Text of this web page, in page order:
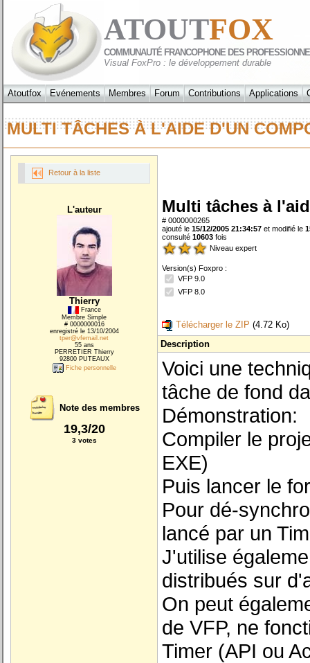
ATOUTFOX
COMMUNAUTÉ FRANCOPHONE DES
Visual FoxPro : le développement durable
Atoutfox Evénements Membres Forum Contributions Applications
MULTI TÂCHES À L'AIDE D'UN
Retour à la liste
L'auteur
Thierry
France
Membre Simple
# 0000000016
enregistré le 13/10/2004
tper@vfemail.net
55 ans
PERRETIER Thierry
92800 PUTEAUX
Fiche personnelle
Note des membres
19,3/20
3 votes
Multi tâches à
# 0000000265
ajouté le 15/12/2005 21:34:57 et modifié le
consulté 10603 fois
Niveau expert
Version(s) Foxpro :
VFP 9.0
VFP 8.0
Télécharger le ZIP (4.72 Ko)
Description
Voici une
tâche de fond
Démonstration:
Compiler le
EXE)
Puis lancer le
Pour dé-
lancé par un
J'utilise
distribués sur
On peut
de VFP, ne
Timer (API ou